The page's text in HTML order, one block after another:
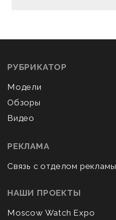
РУБРИКАТОР
Модели
Обзоры
Видео
РЕКЛАМА
Связь с отделом рекламы
НАШИ ПРОЕКТЫ
Moscow Watch Expo